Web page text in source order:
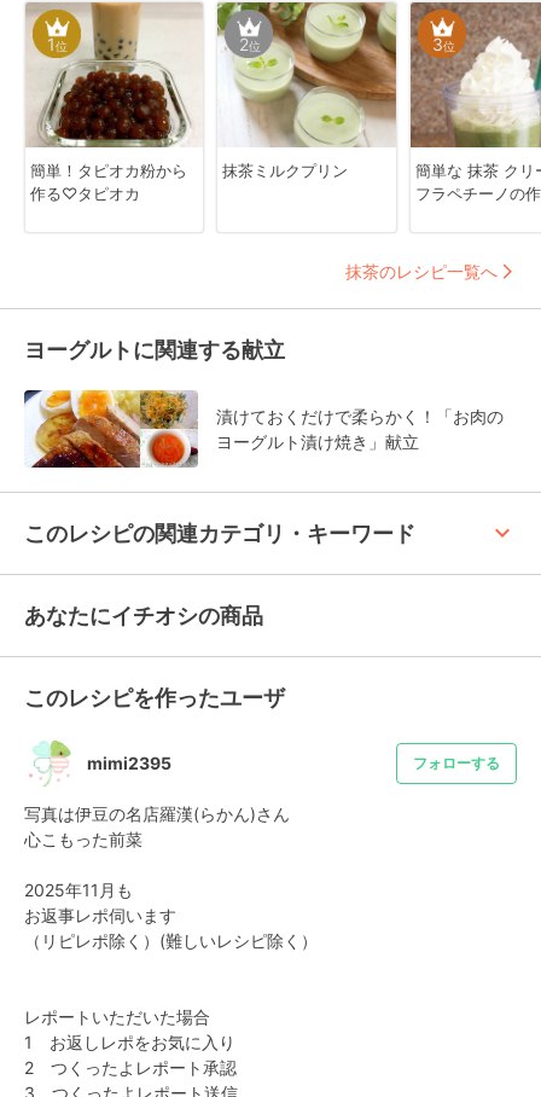
1位
簡単！タピオカ粉から
作る♡タピオカ
2位
抹茶ミルクプリン
3位
簡単な 抹茶 クリ
フラペチーノの
抹茶のレシピ一覧へ
ヨーグルトに関連する献立
漬けておくだけで柔らかく！「お肉の
ヨーグルト漬け焼き」献立
このレシピの関連カテゴリ・キーワード keyboard_arrow_up
あなたにイチオシの商品
このレシピを作ったユーザ
mimi2395 フォローする
写真は伊豆の名店羅漢(⁠らかん)さん
心こもった前菜
2025年11月も
お返事レポ伺います
（リピレポ除く）(難しいレシピ除く）
レポートいただいた場合
1　お返しレポをお気に入り
2　つくったよレポート承認
3　つくったよレポート送信